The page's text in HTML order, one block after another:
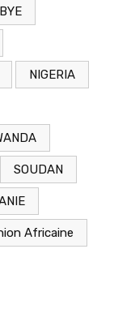
NIGERIA
SOUDAN
Africaine